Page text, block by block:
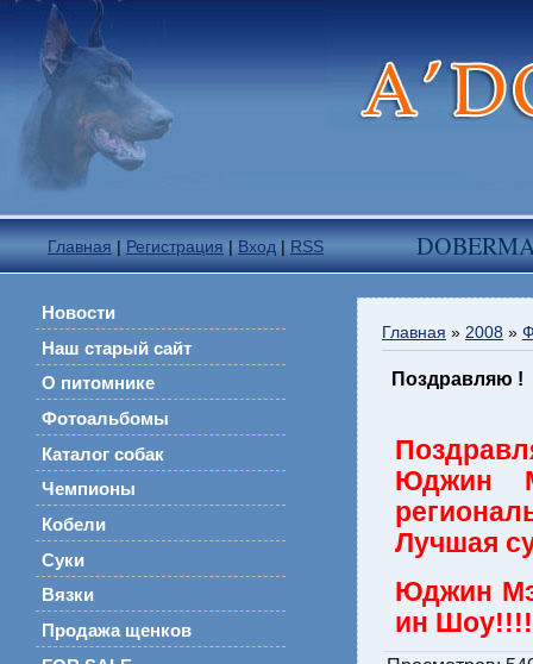
Главная | Регистрация | Вход | RSS
Новости
Наш старый сайт
О питомнике
Фотоальбомы
Каталог собак
Чемпионы
Кобели
Суки
Вязки
Продажа щенков
Главная » 2008 »
Поздравляю !
Юджин
Лучшая
Юджин
ин Шоу!!!!